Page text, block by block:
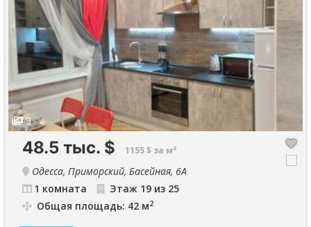
9
48.5 тыс. $ 1155 $ за м²
Одесса, Приморский, Басейная, 6А
1 комната
Этаж 19 из 25
Общая площадь: 42 м2